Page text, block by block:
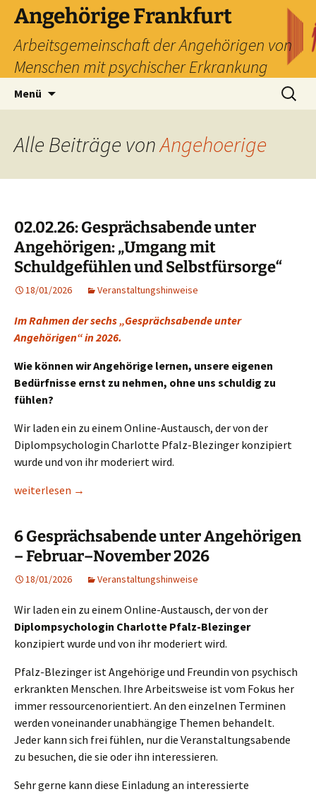
Zum
Inhalt
springen
Angehörige Frankfurt
Arbeitsgemeinschaft der Angehörigen von
Menschen mit psychischer Erkrankung
Menü
Suchen
nach:
Alle Beiträge vonAngehoerige
02.02.26: Gesprächsabende unter
Angehörigen: „Umgang mit
Schuldgefühlen und Selbstfürsorge“
18/01/2026 Veranstaltungshinweise
Im Rahmen der sechs „Gesprächsabende unter
Angehörigen“ in 2026.
Wie können wir Angehörige lernen, unsere eigenen
Bedürfnisse ernst zu nehmen, ohne uns schuldig zu
fühlen?
Wir laden ein zu einem Online-Austausch, der von der
Diplompsychologin Charlotte Pfalz-Blezinger konzipiert
wurde und von ihr moderiert wird.
02.02.26: Gesprächsabende unter Angehörigen: „Umgang mit
weiterlesen →
6 Gesprächsabende unter Angehörigen
– Februar–November 2026
18/01/2026 Veranstaltungshinweise
Wir laden ein zu einem Online-Austausch, der von der
Diplompsychologin Charlotte Pfalz-Blezinger
konzipiert wurde und von ihr moderiert wird.
Pfalz-Blezinger ist Angehörige und Freundin von psychisch
erkrankten Menschen. Ihre Arbeitsweise ist vom Fokus her
immer ressourcenorientiert. An den einzelnen Terminen
werden voneinander unabhängige Themen behandelt.
Jeder kann sich frei fühlen, nur die Veranstaltungsabende
zu besuchen, die sie oder ihn interessieren.
Sehr gerne kann diese Einladung an interessierte